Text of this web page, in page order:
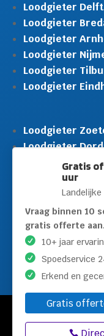
Gratis
uur
Vraag binnen 10
gratis offerte aan.
10+ jaar
Spoedservice
Erkend en
Gratis
Loodgieter Delft
Loodgieter
Loodgieter
Loodgieter
Loodgieter
Loodgieter
Loodgieter
Loodgieter
Loodgieter
Loodgieter
Loodgieter
Loodgieter
© Copyright